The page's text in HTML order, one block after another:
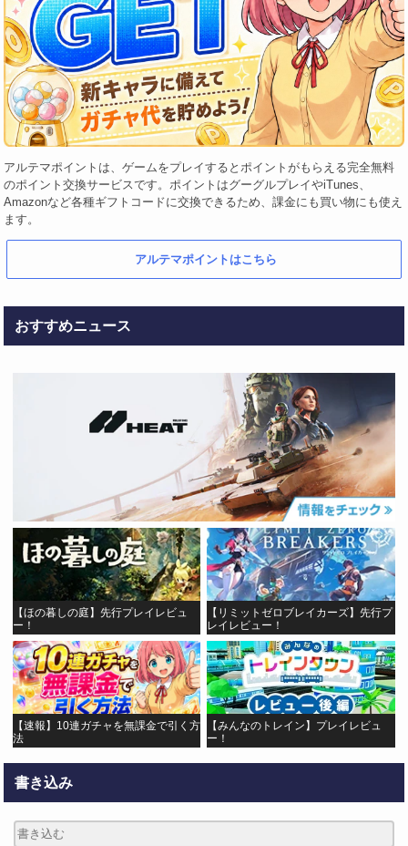
アルテマポイントは、ゲームをプレイするとポイントがもらえる完全無料
のポイント交換サービスです。ポイントはグーグルプレイやiTunes、
Amazonなど各種ギフトコードに交換できるため、課金にも買い物にも使え
ます。
アルテマポイントはこちら
おすすめニュース
【ほの暮しの庭】先行プレイレビュ
ー！
【リミットゼロブレイカーズ】先行プ
レイレビュー！
【速報】10連ガチャを無課金で引く方
法
【みんなのトレイン】プレイレビュ
ー！
書き込み